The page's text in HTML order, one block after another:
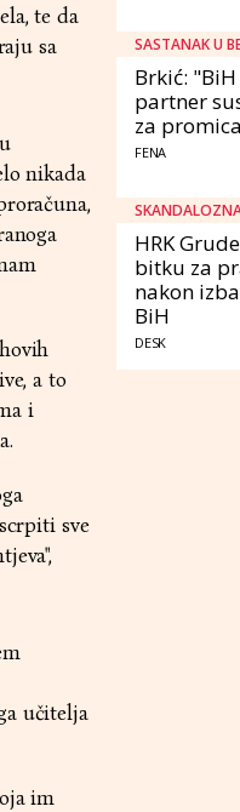
te da
sa
nikada
a to
i
sve
učitelja
im
SASTANAK U
Brkić:
partner
za
FENA
HRK
bitku za
nakon
BiH
DESK